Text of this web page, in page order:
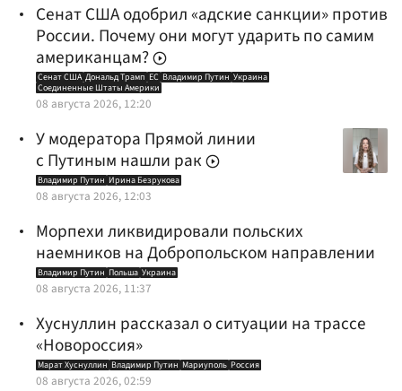
Сенат США одобрил «адские санкции» против
России. Почему они могут ударить по самим
американцам?
Сенат США Дональд Трамп ЕС Владимир Путин Украина
Соединенные Штаты Америки
08 августа 2026, 12:20
У модератора Прямой линии
с Путиным нашли рак
Владимир Путин Ирина Безрукова
08 августа 2026, 12:03
Морпехи ликвидировали польских
наемников на Добропольском направлении
Владимир Путин Польша Украина
08 августа 2026, 11:37
Хуснуллин рассказал о ситуации на трассе
«Новороссия»
Марат Хуснуллин Владимир Путин Мариуполь Россия
08 августа 2026, 02:59